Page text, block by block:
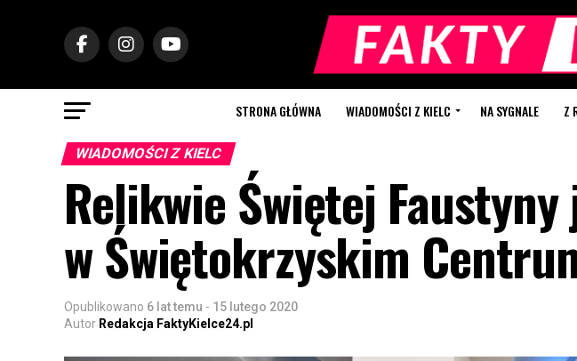
STRONA GŁÓWNA WIADOMOŚCI Z KIELC NA SYGNALE Z
WIADOMOŚCI Z KIELC
Relikwie Świętej Faustyny
w Świętokrzyskim
Opublikowano 6 lat temu - 15 lutego 2020
Autor Redakcja FaktyKielce24.pl